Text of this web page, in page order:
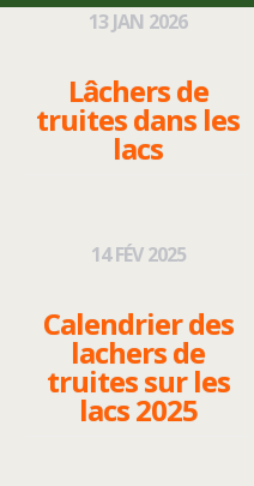
13 JAN 2026
Lâchers de
truites dans les
lacs
14 FÉV 2025
Calendrier des
lachers de
truites sur les
lacs 2025